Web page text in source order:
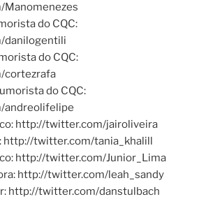
do CQC:
danilogentili
do CQC:
cortezrafa
do CQC:
andreolifelipe
http://twitter.com/jairoliveira
http://twitter.com/tania_khalill
http://twitter.com/Junior_Lima
http://twitter.com/leah_sandy
http://twitter.com/danstulbach